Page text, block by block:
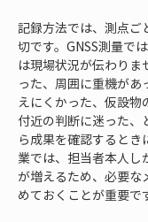
記録方法では、測点ご
切です。GNSS測量で
は現場状況が伝わりま
った、周囲に重機が
えにくかった、仮設
付近の判断に迷った、
ら成果を確認するとき
業では、担当者本人し
が増えるため、必要な
めておくことが重要で